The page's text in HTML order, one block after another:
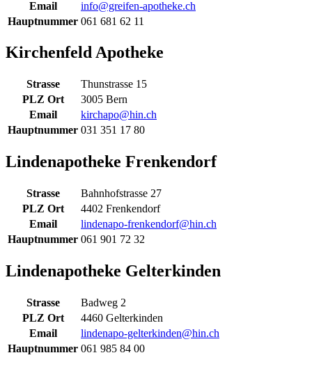
Email
info@greifen-apotheke.ch
Hauptnummer 061 681 62 11
Kirchenfeld Apotheke
Strasse
Thunstrasse 15
PLZ Ort
3005 Bern
Email
kirchapo@hin.ch
Hauptnummer 031 351 17 80
Lindenapotheke Frenkendorf
Strasse
Bahnhofstrasse 27
PLZ Ort
4402 Frenkendorf
Email
lindenapo-frenkendorf@hin.ch
Hauptnummer 061 901 72 32
Lindenapotheke Gelterkinden
Strasse
Badweg 2
PLZ Ort
4460 Gelterkinden
Email
lindenapo-gelterkinden@hin.ch
Hauptnummer 061 985 84 00